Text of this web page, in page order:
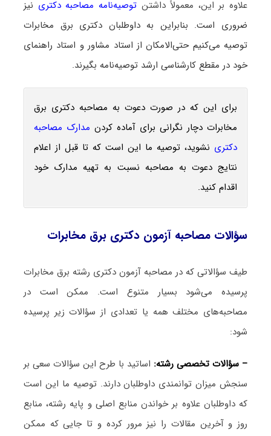
علاوه بر این، معمولاً داشتنتوصیه‌نامه مصاحبه دکتری نیز
ضروری است. بنابراین به داوطلبان دکتری برق مخابرات
توصیه می‌کنیم حتی‌الامکان از استاد مشاور و استاد راهنمای
خود در مقطع کارشناسی ارشد توصیه‌نامه بگیرند.
برای این که در صورت دعوت به مصاحبه دکتری برق
مخابرات دچار نگرانی برای آماده کردن مدارک مصاحبه
دکتری نشوید، توصیه ما این است که تا قبل از اعلام
نتایج دعوت به مصاحبه نسبت به تهیه مدارک خود
اقدام کنید.
سؤالات مصاحبه آزمون دکتری برق مخابرات
طیف سؤالاتی که در مصاحبه آزمون دکتری رشته برق مخابرات
پرسیده می‌شود بسیار متنوع است. ممکن است در
مصاحبه‌های مختلف همه یا تعدادی از سؤالات زیر پرسیده
شود:
– سؤالات تخصصی رشته: اساتید با طرح این سؤالات سعی بر
سنجش میزان توانمندی داوطلبان دارند. توصیه ما این است
که داوطلبان علاوه بر خواندن منابع اصلی و پایه رشته، منابع
روز و آخرین مقالات را نیز مرور کرده و تا جایی که ممکن